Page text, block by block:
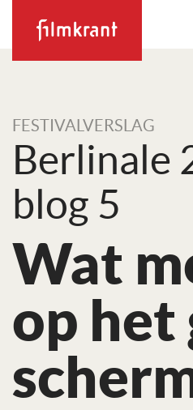
FESTIVALVERSLAG
Berlinale
blog 5
Wat
op het